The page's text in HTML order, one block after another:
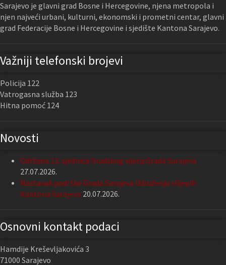
Sarajevo je glavni grad Bosne i Hercegovine, njena metropola i
njen najveći urbani, kulturni, ekonomski i prometni centar, glavni
grad Federacije Bosne i Hercegovine i sjedište Kantona Sarajevo.
Važniji telefonski brojevi
Policija 122
Vatrogasna služba 123
Hitna pomoć 124
Novosti
Održana 13. sjednica Gradskog vijeća Grada Sarajeva
27.07.2026.
Nastavak podrške Grada Sarajeva Udruženju slijepih
Kantona Sarajevo 20.07.2026.
Osnovni kontakt podaci
Hamdije Kreševljakovića 3
71000 Sarajevo